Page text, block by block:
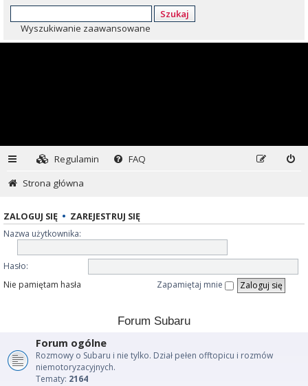
Szukaj
Wyszukiwanie zaawansowane
Regulamin
FAQ
Strona główna
ZALOGUJ SIĘ • ZAREJESTRUJ SIĘ
Nazwa użytkownika:
Hasło:
Nie pamiętam hasła
Zapamiętaj mnie
Forum Subaru
Forum ogólne
Rozmowy o Subaru i nie tylko. Dział pełen offtopicu i rozmów
niemotoryzacyjnych.
Tematy: 2164